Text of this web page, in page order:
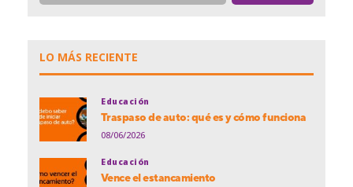
LO MÁS RECIENTE
Educación
Traspaso de auto: qué es y cómo funciona
08/06/2026
Educación
Vence el estancamiento